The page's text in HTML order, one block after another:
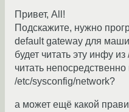
Привет, All!
Подскажите, нужно
default gateway для
будет читать эту инфу
читать непосредственно
/etc/sysconfig/network?
а может ещё какой